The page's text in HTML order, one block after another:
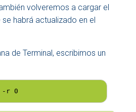
volveremos a cargar el
habrá actualizado en el
de Terminal, escribimos un
-r 0